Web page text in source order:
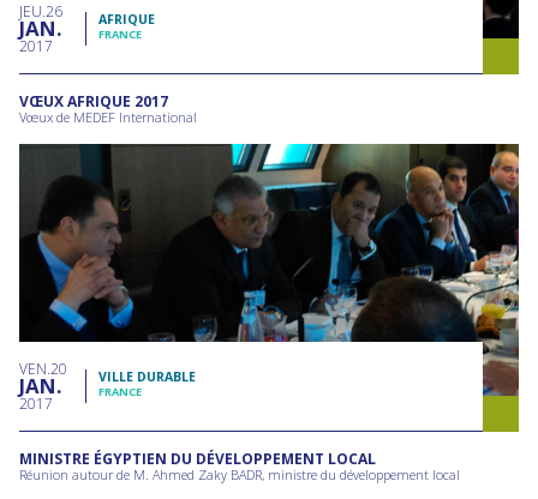
JEU 26
JAN
2017
AFRIQUE
FRANCE
VŒUX AFRIQUE 2017
Vœux de MEDEF International
VEN 20
JAN
2017
VILLE DURABLE
FRANCE
MINISTRE ÉGYPTIEN DU DÉVELOPPEMENT LOCAL
Réunion autour de M. Ahmed Zaky BADR, ministre du développement local